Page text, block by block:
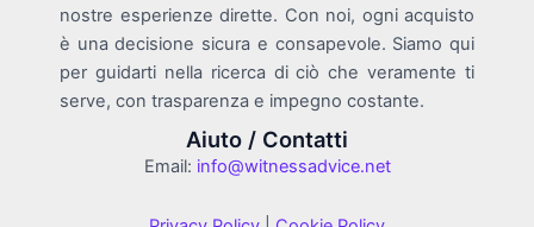
nostre esperienze dirette. Con noi, ogni acquisto
è una decisione sicura e consapevole. Siamo qui
per guidarti nella ricerca di ciò che veramente ti
serve, con trasparenza e impegno costante.
Aiuto / Contatti
Email: info@witnessadvice.net